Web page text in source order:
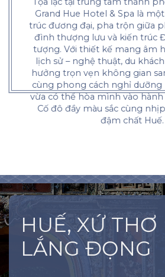
Grand Hue Hotel & Spa là
trúc đương đại, pha trộn giữa
đình thượng lưu và kiến trúc
tượng. Với thiết kế mang âm
lịch sử – nghệ thuật, du
hưởng trọn vẹn không gian
cùng phong cách nghỉ dưỡng
vừa có thể hòa mình vào
Cố đô đầy màu sắc cùng
đậm chất Huế.
HUẾ, XỨ THƠ
LẮNG ĐỌNG